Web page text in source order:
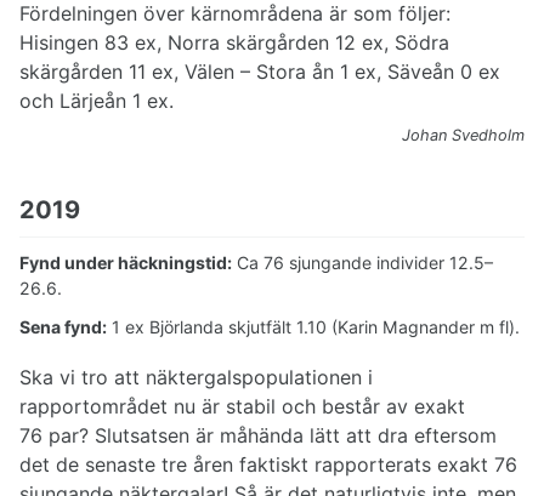
Fördelningen över kärnområdena är som följer:
Hisingen 83 ex, Norra skärgården 12 ex, Södra
skärgården 11 ex, Välen – Stora ån 1 ex, Säveån 0 ex
och Lärjeån 1 ex.
Johan Svedholm
2019
Fynd under häckningstid: Ca 76 sjungande individer 12.5–
26.6.
Sena fynd: 1 ex Björlanda skjutfält 1.10 (Karin Magnander m fl).
Ska vi tro att näktergalspopulationen i
rapportområdet nu är stabil och består av exakt
76 par? Slutsatsen är måhända lätt att dra eftersom
det de senaste tre åren faktiskt rapporterats exakt 76